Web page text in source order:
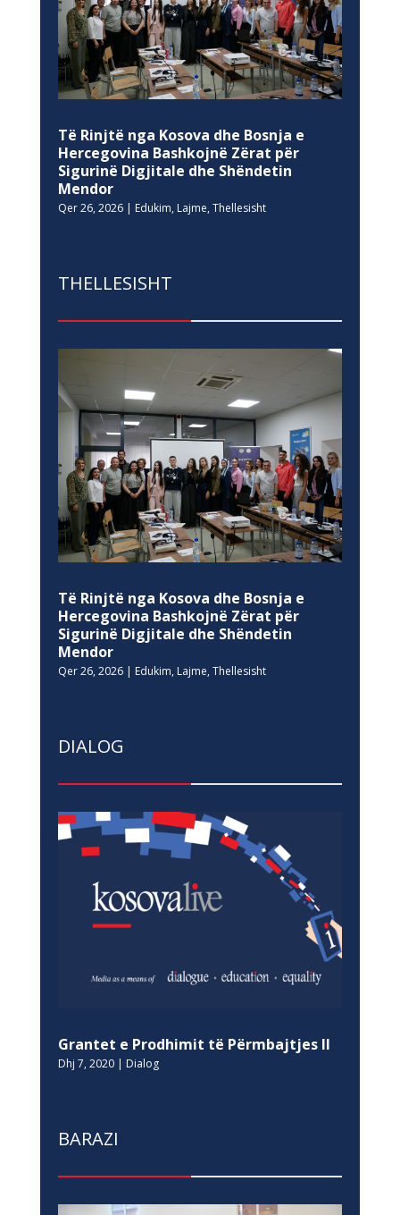
Të Rinjtë nga Kosova dhe Bosnja e
Hercegovina Bashkojnë Zërat për
Sigurinë Digjitale dhe Shëndetin
Mendor
Qer 26, 2026| Edukim, Lajme, Thellesisht
THELLESISHT
Të Rinjtë nga Kosova dhe Bosnja e
Hercegovina Bashkojnë Zërat për
Sigurinë Digjitale dhe Shëndetin
Mendor
Qer 26, 2026| Edukim, Lajme, Thellesisht
DIALOG
Grantet e Prodhimit të Përmbajtjes II
Dhj 7, 2020| Dialog
BARAZI